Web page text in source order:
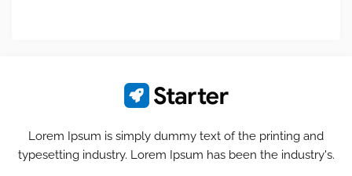
Lorem Ipsum is simply dummy text of the printing and
typesetting industry. Lorem Ipsum has been the industry's.